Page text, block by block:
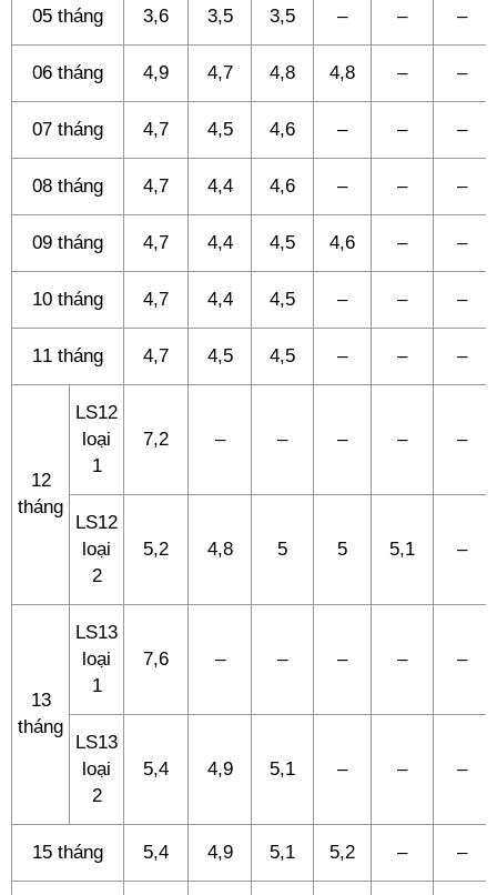
05 tháng 3,6 3,5 3,5 – – –
06 tháng 4,9 4,7 4,8 4,8 – –
07 tháng 4,7 4,5 4,6 – – –
08 tháng 4,7 4,4 4,6 – – –
09 tháng 4,7 4,4 4,5 4,6 – –
10 tháng 4,7 4,4 4,5 – – –
11 tháng 4,7 4,5 4,5 – – –
12
tháng
LS12
loại
1
7,2 – – – – –
LS12
loại
2
5,2 4,8 5 5 5,1 –
13
tháng
LS13
loại
1
7,6 – – – – –
LS13
loại
2
5,4 4,9 5,1 – – –
15 tháng 5,4 4,9 5,1 5,2 – –